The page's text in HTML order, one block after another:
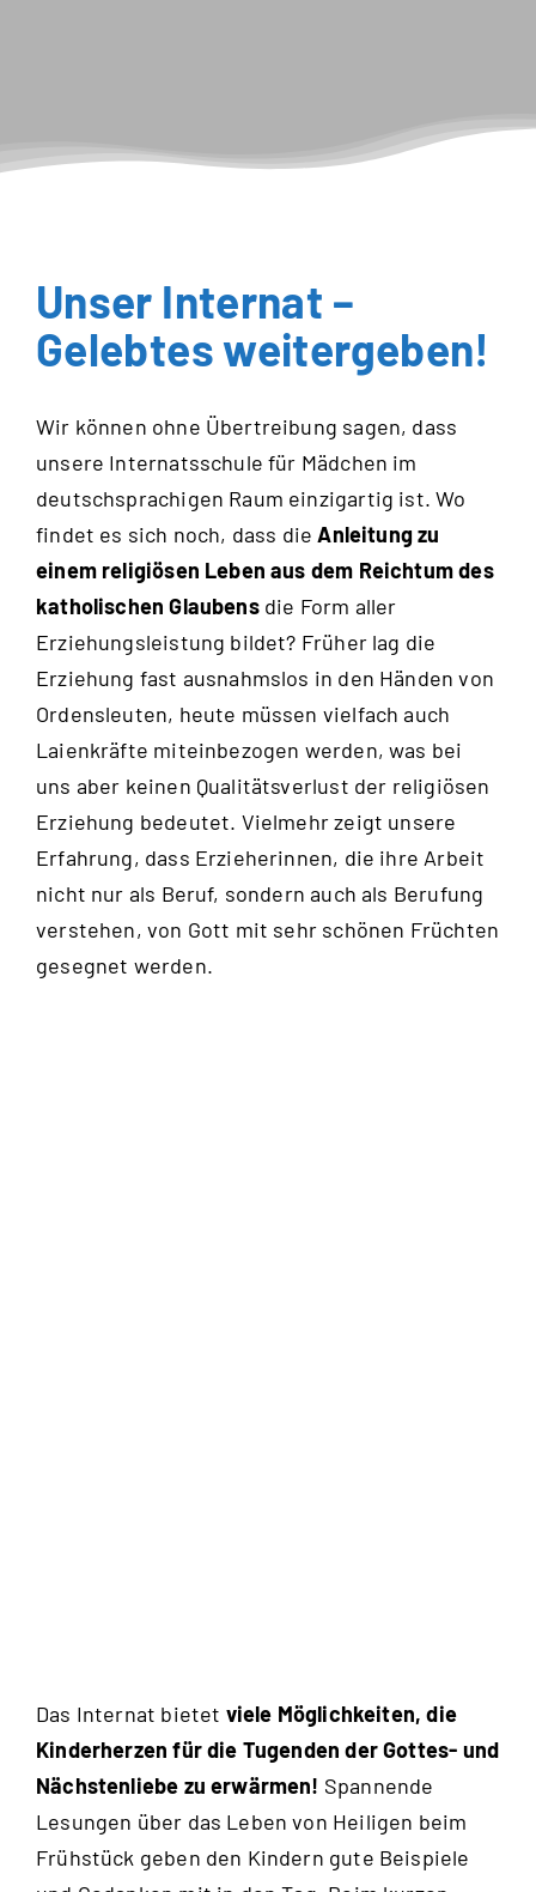
Unser Internat –
Gelebtes weitergeben!
Wir können ohne Übertreibung sagen, dass
unsere Internatsschule für Mädchen im
deutschsprachigen Raum einzigartig ist. Wo
findet es sich noch, dass dieAnleitung zu
einem religiösen Leben aus dem Reichtum des
katholischen Glaubensdie Form aller
Erziehungsleistung bildet? Früher lag die
Erziehung fast ausnahmslos in den Händen von
Ordensleuten, heute müssen vielfach auch
Laienkräfte miteinbezogen werden, was bei
uns aber keinen Qualitätsverlust der religiösen
Erziehung bedeutet. Vielmehr zeigt unsere
Erfahrung, dass Erzieherinnen, die ihre Arbeit
nicht nur als Beruf, sondern auch als Berufung
verstehen, von Gott mit sehr schönen Früchten
gesegnet werden.
Das Internat bietet viele Möglichkeiten, die
Kinderherzen für die Tugenden der Gottes- und
Nächstenliebe zu erwärmen! Spannende
Lesungen über das Leben von Heiligen beim
Frühstück geben den Kindern gute Beispiele